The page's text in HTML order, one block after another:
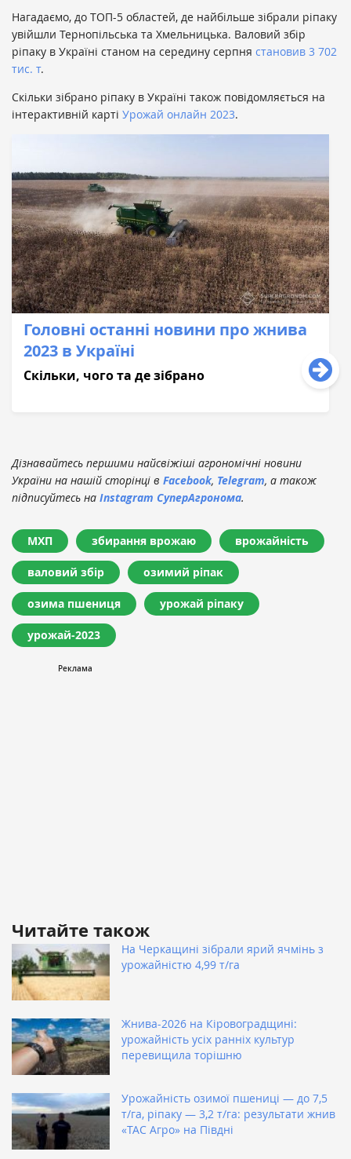
Нагадаємо, до ТОП-5 областей, де найбільше зібрали ріпаку
увійшли Тернопільська та Хмельницька. Валовий збір
ріпаку в Україні станом на середину серпня становив 3 702
тис. т.
Скільки зібрано ріпаку в Україні також повідомляється на
інтерактивній карті Урожай онлайн 2023.
Головні останні новини про жнива
2023 в Україні
Скільки, чого та де зібрано
Дізнавайтесь першими найсвіжіші агрономічні новини
України на нашій сторінці в Facebook, Telegram, а також
підписуйтесь на Instagram СуперАгронома.
МХП збирання врожаю врожайність
валовий збір озимий ріпак
озима пшениця урожай ріпаку
урожай-2023
Читайте також
На Черкащині зібрали ярий ячмінь з
урожайністю 4,99 т/га
Жнива-2026 на Кіровоградщині:
урожайність усіх ранніх культур
перевищила торішню
Урожайність озимої пшениці — до 7,5
т/га, ріпаку — 3,2 т/га: результати жнив
«ТАС Агро» на Півдні